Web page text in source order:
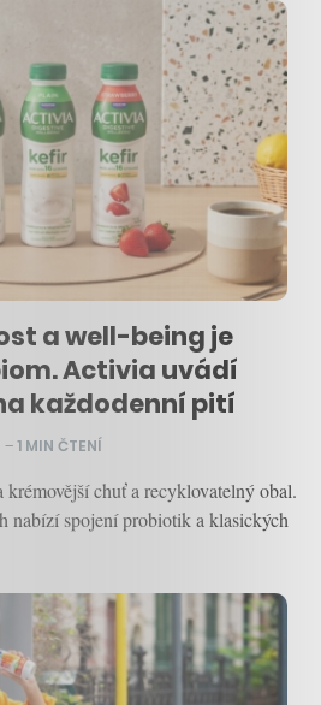
a well-being je
Activia uvádí
každodenní pití
–1 MIN ČTENÍ
chuť a recyklovatelný obal.
nabízí spojení probiotik a klasických